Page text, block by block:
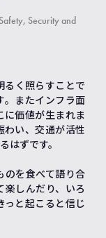
Security and
るく照らすことで
。またインフラ面
に価値が生まれま
わい、交通が活性
はずです。
のを食べて語り合
楽しんだり、いろ
っと起こると信じ